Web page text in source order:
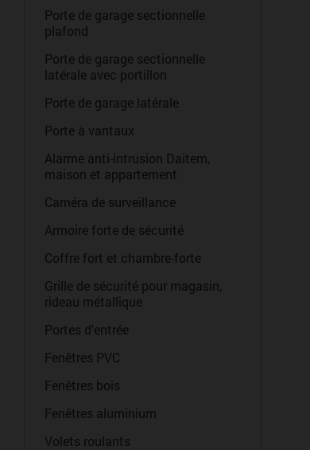
Porte de garage sectionnelle
plafond
Porte de garage sectionnelle
latérale avec portillon
Porte de garage latérale
Porte à vantaux
Alarme anti-intrusion Daitem,
maison et appartement
Caméra de surveillance
Armoire forte de sécurité
Coffre fort et chambre-forte
Grille de sécurité pour magasin,
rideau métallique
Portes d'entrée
Fenêtres PVC
Fenêtres bois
Fenêtres aluminium
Volets roulants